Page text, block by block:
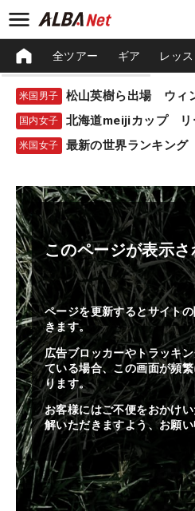
全ツアー ギア レッ
米国男子
国内女子 北海道meijiカップ リ
米国女子 最新の世界ランキング
このページが表示
ページを更新するとサイト
きます。
広告ブロッカーやトラッキ
ている場合、この画面が頻
ります。
お客様にはご不便をおかけ
解いただきますよう、お願